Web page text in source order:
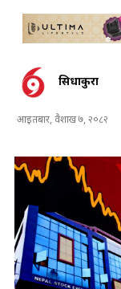
सिधाकुरा
आइतबार, वैशाख ७, २०८२